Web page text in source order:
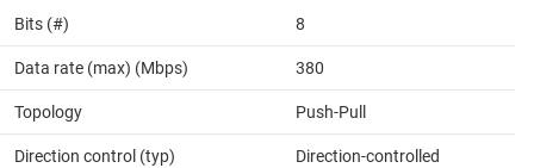
Bits (#) 8
Data rate (max) (Mbps) 380
Topology Push-Pull
Direction control (typ) Direction-controlled